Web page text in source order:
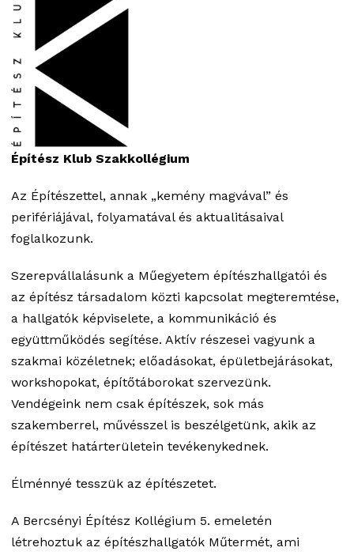
Építész Klub Szakkollégium
Az Építészettel, annak „kemény magvával” és
perifériájával, folyamatával és aktualitásaival
foglalkozunk.
Szerepvállalásunk a Műegyetem építészhallgatói és
az építész társadalom közti kapcsolat megteremtése,
a hallgatók képviselete, a kommunikáció és
együttműködés segítése. Aktív részesei vagyunk a
szakmai közéletnek; előadásokat, épületbejárásokat,
workshopokat, építőtáborokat szervezünk.
Vendégeink nem csak építészek, sok más
szakemberrel, művésszel is beszélgetünk, akik az
építészet határterületein tevékenykednek.
Élménnyé tesszük az építészetet.
A Bercsényi Építész Kollégium 5. emeletén
létrehoztuk az építészhallgatók Műtermét, ami